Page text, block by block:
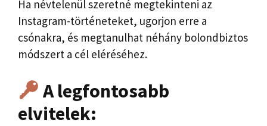
Ha névtelenül szeretné megtekinteni az
Instagram-történeteket, ugorjon erre a
csónakra, és megtanulhat néhány bolondbiztos
módszert a cél eléréséhez.
A legfontosabb
elvitelek: